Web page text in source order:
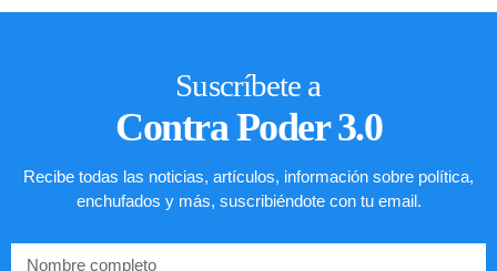
Suscríbete a
Contra Poder 3.0
Recibe todas las noticias, artículos, información sobre política,
enchufados y más, suscribiéndote con tu email.